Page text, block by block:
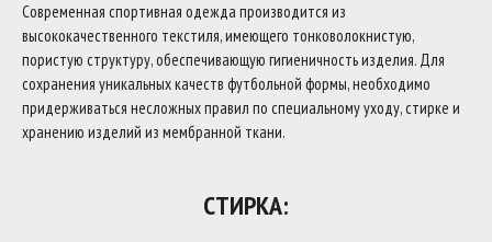
Современная спортивная одежда производится из
высококачественного текстиля, имеющего тонковолокнистую,
пористую структуру, обеспечивающую гигиеничность изделия. Для
сохранения уникальных качеств футбольной формы, необходимо
придерживаться несложных правил по специальному уходу, стирке и
хранению изделий из мембранной ткани.
СТИРКА: